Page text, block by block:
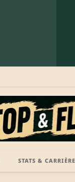
STATS & CARRIÈRE